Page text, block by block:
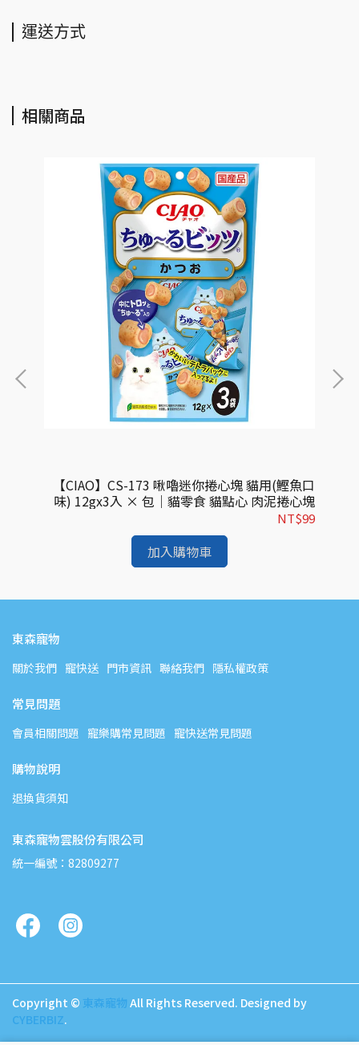
運送方式
相關商品
【CIAO】CS-173 啾嚕迷你捲心塊 貓用(鰹魚口
味) 12gx3入 × 包｜貓零食 貓點心 肉泥捲心塊
NT$99
加入購物車
東森寵物
關於我們 寵快送 門市資訊 聯絡我們 隱私權政策
常見問題
會員相關問題 寵樂購常見問題 寵快送常見問題
購物說明
退換貨須知
東森寵物雲股份有限公司
統一編號：82809277
Copyright © 東森寵物 All Rights Reserved. Designed by
CYBERBIZ.